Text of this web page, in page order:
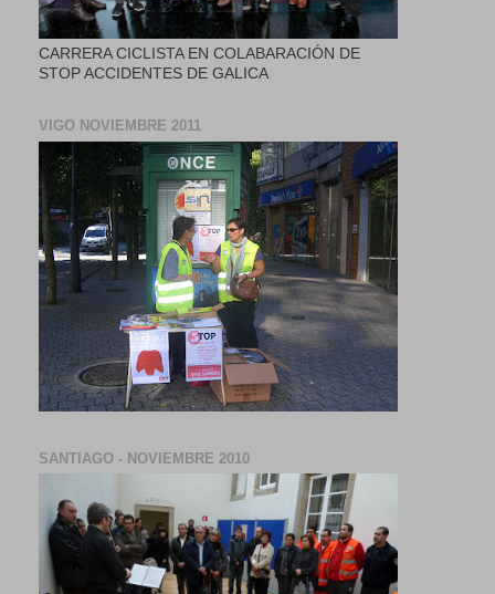
CARRERA CICLISTA EN COLABARACIÓN DE
STOP ACCIDENTES DE GALICA
VIGO NOVIEMBRE 2011
SANTIAGO - NOVIEMBRE 2010